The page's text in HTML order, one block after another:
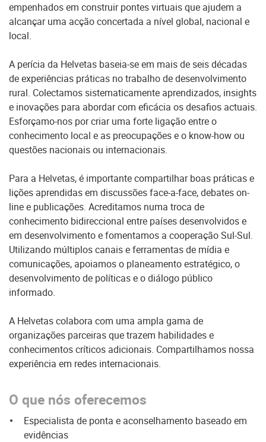
empenhados em construir pontes virtuais que ajudem a
alcançar uma acção concertada a nível global, nacional e
local.
A perícia da Helvetas baseia-se em mais de seis décadas
de experiências práticas no trabalho de desenvolvimento
rural. Colectamos sistematicamente aprendizados, insights
e inovações para abordar com eficácia os desafios actuais.
Esforçamo-nos por criar uma forte ligação entre o
conhecimento local e as preocupações e o know-how ou
questões nacionais ou internacionais.
Para a Helvetas, é importante compartilhar boas práticas e
lições aprendidas em discussões face-a-face, debates on-
line e publicações. Acreditamos numa troca de
conhecimento bidireccional entre países desenvolvidos e
em desenvolvimento e fomentamos a cooperação Sul-Sul.
Utilizando múltiplos canais e ferramentas de mídia e
comunicações, apoiamos o planeamento estratégico, o
desenvolvimento de políticas e o diálogo público
informado.
A Helvetas colabora com uma ampla gama de
organizações parceiras que trazem habilidades e
conhecimentos críticos adicionais. Compartilhamos nossa
experiência em redes internacionais.
O que nós oferecemos
Especialista de ponta e aconselhamento baseado em
evidências